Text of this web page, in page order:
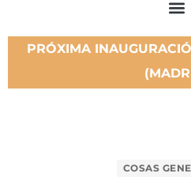
PRÓXIMA
COSAS